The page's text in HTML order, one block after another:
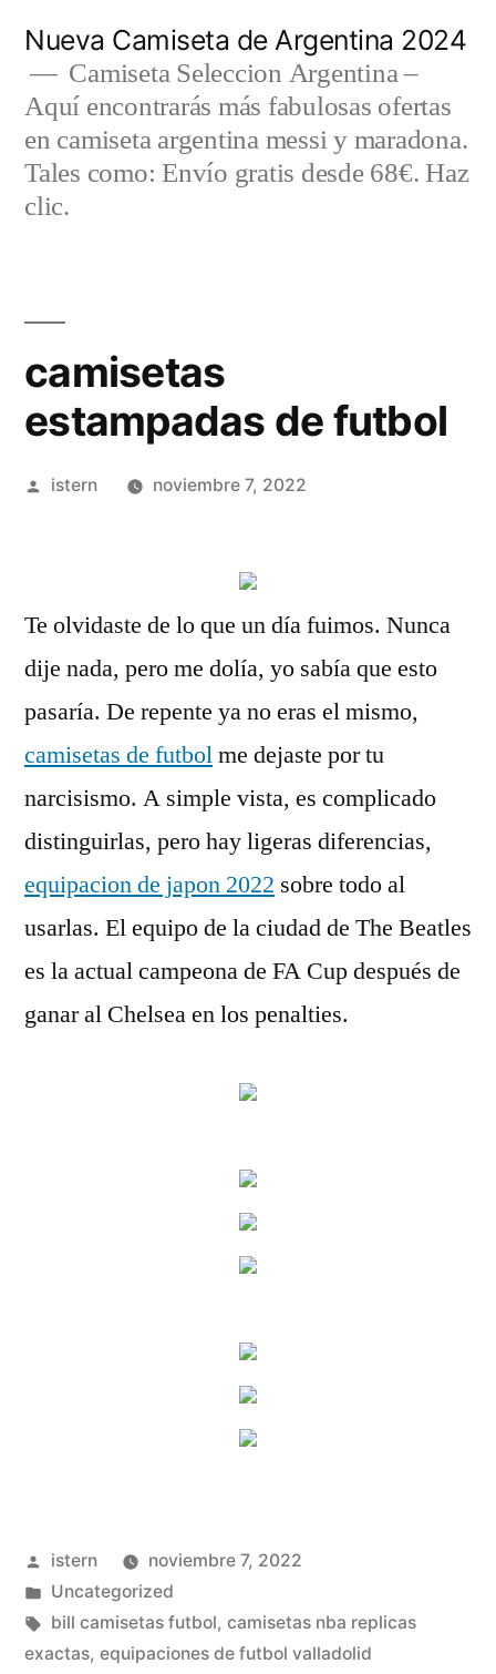
contenido
Nueva Camiseta de Argentina 2024
Camiseta Seleccion Argentina –
Aquí encontrarás más fabulosas ofertas
en camiseta argentina messi y maradona.
Tales como: Envío gratis desde 68€. Haz
clic.
camisetas
estampadas de futbol
Publicado
istern noviembre 7, 2022
Te olvidaste de lo que un día fuimos. Nunca
dije nada, pero me dolía, yo sabía que esto
pasaría. De repente ya no eras el mismo,
camisetas de futbolme dejaste por tu
narcisismo. A simple vista, es complicado
distinguirlas, pero hay ligeras diferencias,
equipacion de japon 2022 sobre todo al
usarlas. El equipo de la ciudad de The Beatles
es la actual campeona de FA Cup después de
ganar al Chelsea en los penalties.
Publicado
por
istern
noviembre 7, 2022
Publicado
en
Uncategorized
Etiquetas:
bill camisetas futbol, camisetas nba replicas
exactas, equipaciones de futbol valladolid